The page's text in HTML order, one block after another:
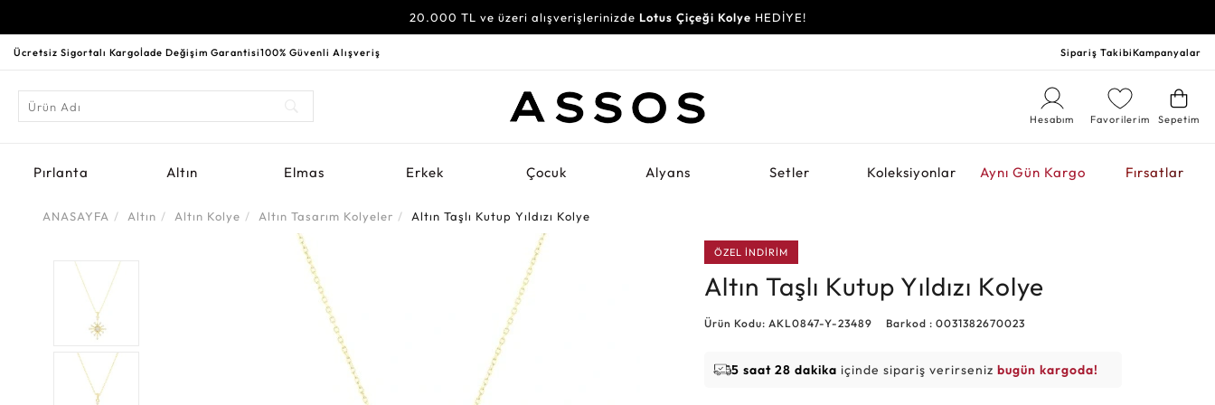
20.000 TL ve üzeri alışverişlerinizde Lotus Çiçeği Kolye HEDİYE!
Ücretsiz Sigortalı Kargoİade Değişim Garantisi100% Güvenli Alışveriş Sipariş TakibiKampanyalar
Sepetim
Favorilerim
Hesabım
Pırlanta Altın Elmas Erkek Çocuk Alyans Setler Koleksiyonlar Aynı Gün Kargo Fırsatlar
ANASAYFA Altın Altın Kolye Altın Tasarım Kolyeler Altın Taşlı Kutup Yıldızı Kolye
ÖZEL İNDİRİM
Altın Taşlı Kutup Yıldızı Kolye
Ürün Kodu: AKL0847-Y-23489 Barkod : 0031382670023
5 saat 28 dakika içinde sipariş verirsenizbugün kargoda!